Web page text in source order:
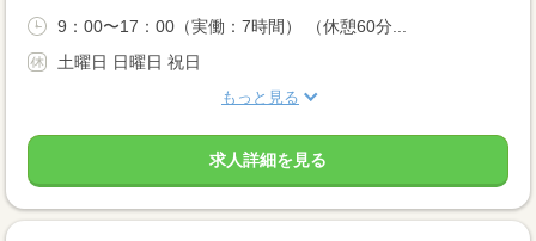
9：00〜17：00（実働：7時間） （休憩60分...
土曜日 日曜日 祝日
もっと見る
求人詳細を見る